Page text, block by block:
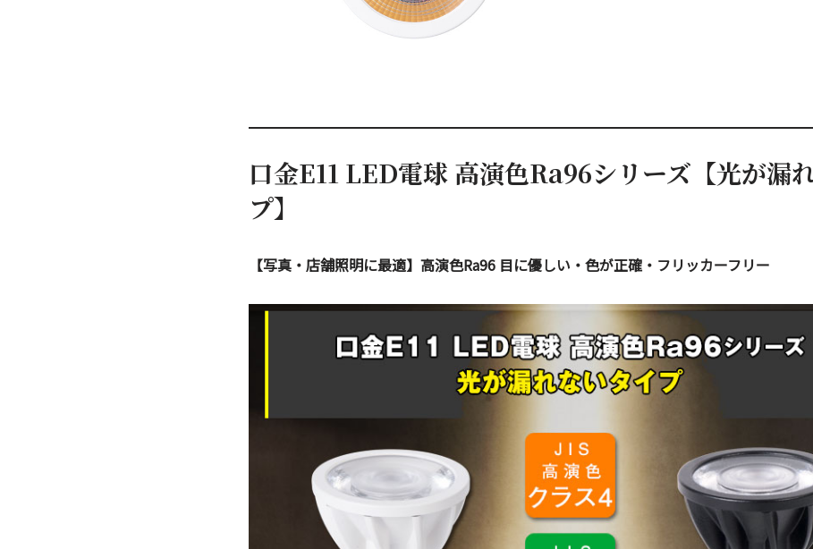
口金E11 LED電球 高演色Ra96シリーズ【光が漏
プ】
【写真・店舗照明に最適】高演色Ra96 目に優しい・色が正確・フリッカーフリー